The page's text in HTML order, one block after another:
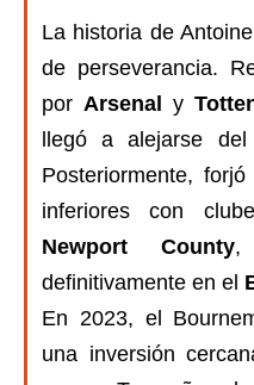
La historia de
de perseverancia.
porArsenal y
llegó a alejarse
Posteriormente,
inferiores con
Newport County,
definitivamente en el
En 2023, el
una inversión